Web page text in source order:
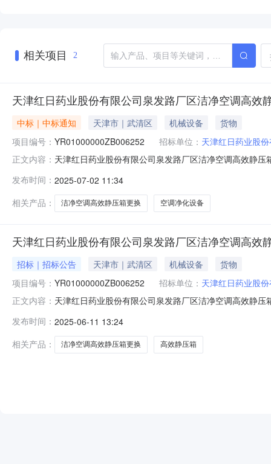
相关项目 2
天津红日药业股份有限公司泉发路厂区洁净空调高效
中标｜中标通知 天津市｜武清区 机械设备
货物
项目编号： YR01000000ZB006252 招标单位： 天津红日药业股
正文内容： 天津红日药业股份有限公司泉发路厂区洁净空调高效静
已完成，将中标结果公示，如有异议，请在公告发布之
股份
发布时间： 2025-07-02 11:34
相关产品：
洁净空调高效静压箱更换 空调净化设备
天津红日药业股份有限公司泉发路厂区洁净空调高效
招标｜招标公告 天津市｜武清区 机械设备
货物
项目编号： YR01000000ZB006252 招标单位： 天津红日药业股
正文内容： 天津红日药业股份有限公司泉发路厂区洁净空调高效静
标号：YR01000000ZB006252项目标名：天津红日药业
标的名称规格型号
发布时间： 2025-06-11 13:24
相关产品：
洁净空调高效静压箱更换 高效静压箱